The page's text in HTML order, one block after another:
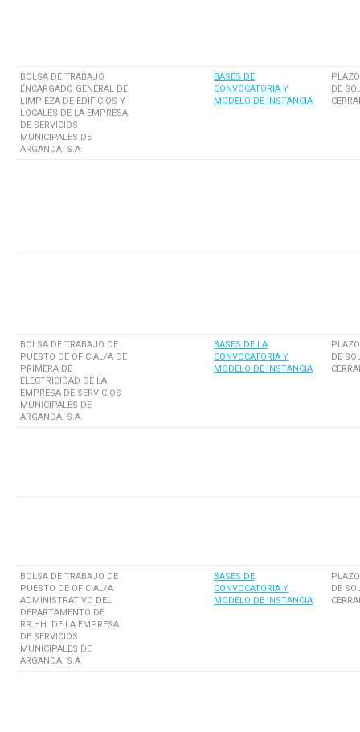
BOLSA DE TRABAJO
ENCARGADO GENERAL DE
LIMPIEZA DE EDIFICIOS Y
LOCALES DE LA EMPRESA
DE SERVICIOS
MUNICIPALES DE
ARGANDA, S.A.
BASES DE
CONVOCATORIA Y
MODELO DE INSTANCIA
DE
BOLSA DE TRABAJO DE
PUESTO DE OFICIAL/A DE
PRIMERA DE
ELECTRICIDAD DE LA
EMPRESA DE SERVICIOS
MUNICIPALES DE
ARGANDA, S.A.
BASES DE LA
CONVOCATORIA Y
MODELO DE INSTANCIA
DE
BOLSA DE TRABAJO DE
PUESTO DE OFICIAL/A
ADMINISTRATIVO DEL
DEPARTAMENTO DE
RR.HH. DE LA EMPRESA
DE SERVICIOS
MUNICIPALES DE
ARGANDA, S.A.
BASES DE
CONVOCATORIA Y
MODELO DE INSTANCIA
DE